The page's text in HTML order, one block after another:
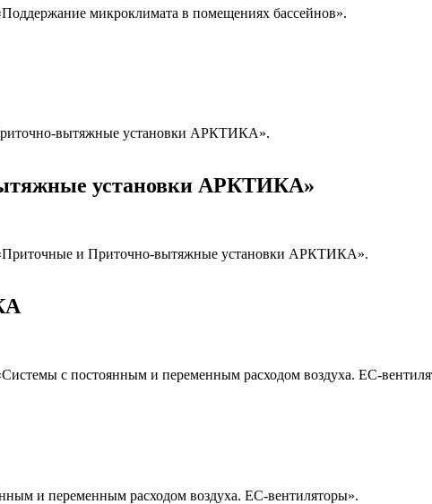
микроклимата в помещениях бассейнов».
вытяжные установки АРКТИКА».
установки АРКТИКА»
и Приточно-вытяжные установки АРКТИКА».
с постоянным и переменным расходом воздуха. ЕС-
и переменным расходом воздуха. ЕС-вентиляторы».